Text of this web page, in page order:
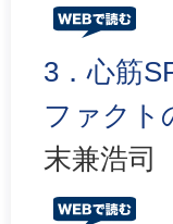
3．心筋
ファクト
末兼浩司